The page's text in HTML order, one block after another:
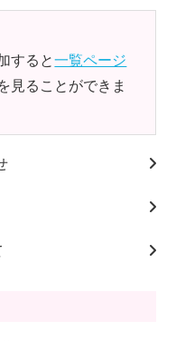
すると一覧ページ
見ることができま